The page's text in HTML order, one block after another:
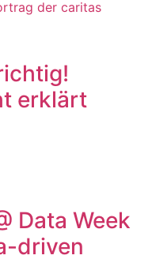
erklärt
Data Week
driven